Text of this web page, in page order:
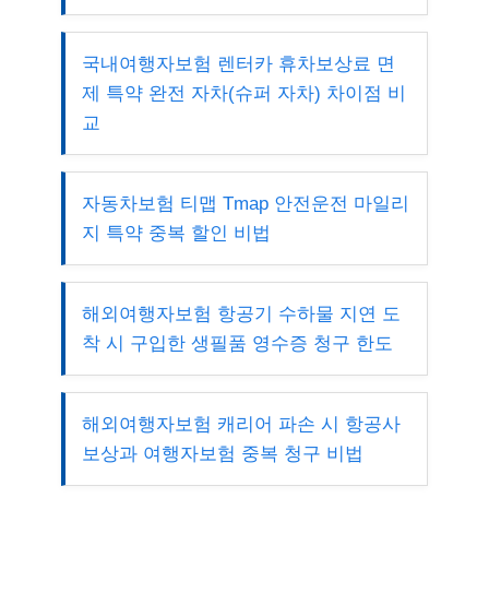
국내여행자보험 렌터카 휴차보상료 면
제 특약 완전 자차(슈퍼 자차) 차이점 비
교
자동차보험 티맵 Tmap 안전운전 마일리
지 특약 중복 할인 비법
해외여행자보험 항공기 수하물 지연 도
착 시 구입한 생필품 영수증 청구 한도
해외여행자보험 캐리어 파손 시 항공사
보상과 여행자보험 중복 청구 비법